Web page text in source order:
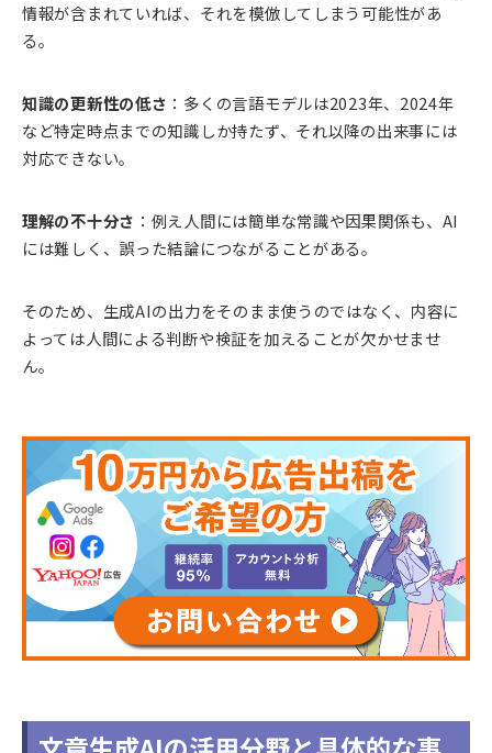
情報が含まれていれば、それを模倣してしまう可能性があ
る。
知識の更新性の低さ ：多くの言語モデルは2023年、2024年
など特定時点までの知識しか持たず、それ以降の出来事には
対応できない。
理解の不十分さ ：例え人間には簡単な常識や因果関係も、AI
には難しく、誤った結論につながることがある。
そのため、生成AIの出力をそのまま使うのではなく、内容に
よっては人間による判断や検証を加えることが欠かせませ
ん。